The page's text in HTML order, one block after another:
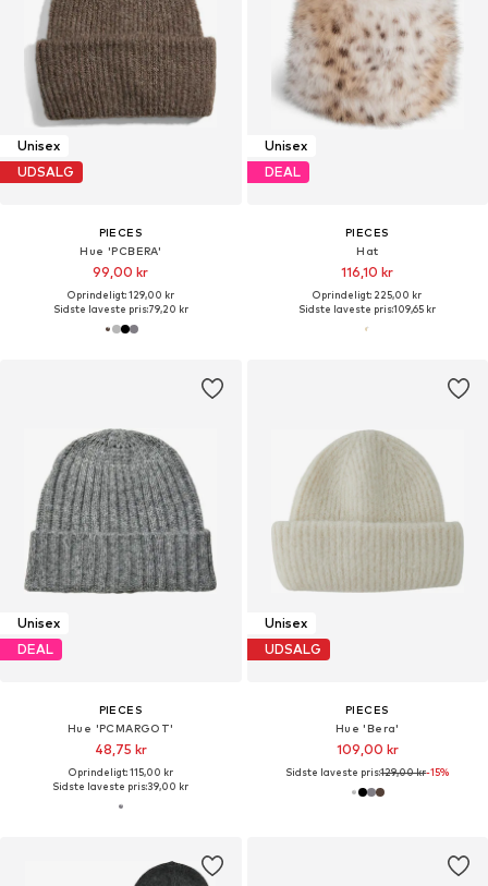
Unisex
UDSALG
PIECES
Hue 'PCBERA'
99,00 kr
Oprindeligt: 129,00 kr
Sidste laveste pris:79,20 kr
Unisex
DEAL
PIECES
Hat
116,10 kr
Oprindeligt: 225,00 kr
Sidste laveste pris:109,65 kr
Unisex
DEAL
PIECES
Hue 'PCMARGOT'
48,75 kr
Oprindeligt: 115,00 kr
Sidste laveste pris:39,00 kr
Unisex
UDSALG
PIECES
Hue 'Bera'
109,00 kr
Sidste laveste pris:129,00 kr-15%